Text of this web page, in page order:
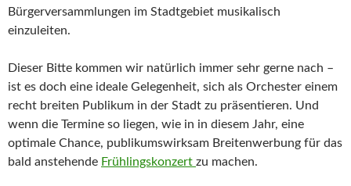
Bürgerversammlungen im Stadtgebiet musikalisch
einzuleiten.
Dieser Bitte kommen wir natürlich immer sehr gerne nach –
ist es doch eine ideale Gelegenheit, sich als Orchester einem
recht breiten Publikum in der Stadt zu präsentieren. Und
wenn die Termine so liegen, wie in in diesem Jahr, eine
optimale Chance, publikumswirksam Breitenwerbung für das
bald anstehende Frühlingskonzert zu machen.